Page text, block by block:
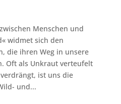
Menschen und
widmet sich den
die ihren Weg in unsere
Oft als Unkraut verteufelt
ist uns die
und...